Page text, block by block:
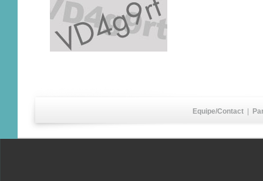
Equipe/Contact